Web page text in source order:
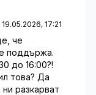
19.05.2026, 17:21
че
поддържа.
до 16:00?!
това? Да
разкарват